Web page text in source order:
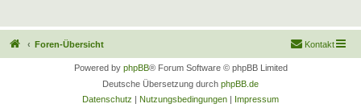
Foren-Übersicht Kontakt
Powered by phpBB® Forum Software © phpBB Limited
Deutsche Übersetzung durch phpBB.de
Datenschutz | Nutzungsbedingungen | Impressum